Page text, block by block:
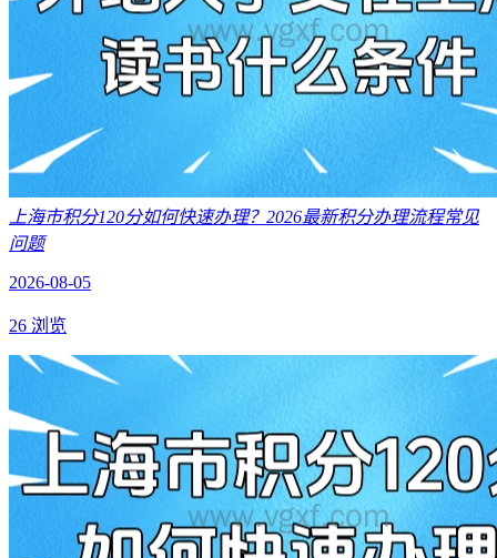
上海市积分120分如何快速办理？2026最新积分办理流程常见
问题
2026-08-05
26 浏览